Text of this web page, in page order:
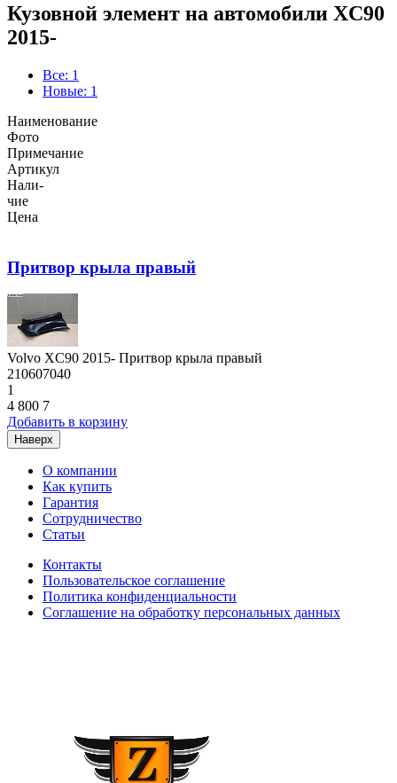
Кузовной элемент на автомобили XC90
2015-
Все: 1
Новые: 1
Наименование
Фото
Примечание
Артикул
Нали-
чие
Цена
Притвор крыла правый
Volvo XC90 2015- Притвор крыла правый
210607040
1
4 800 7
Добавить в корзину
Наверх
О компании
Как купить
Гарантия
Сотрудничество
Статьи
Контакты
Пользовательское соглашение
Политика конфиденциальности
Соглашение на обработку персональных данных